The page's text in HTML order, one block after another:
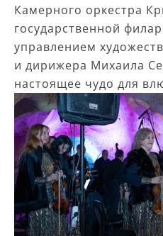
Камерного оркестра
государственной
управлением
и дирижера Михаила
настоящее чудо для